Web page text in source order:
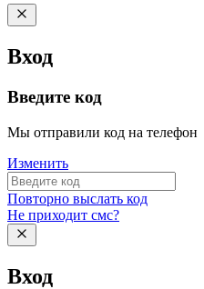
Вход
Введите код
Мы отправили код на телефон
Изменить
Повторно выслать код
Не приходит смс?
Вход